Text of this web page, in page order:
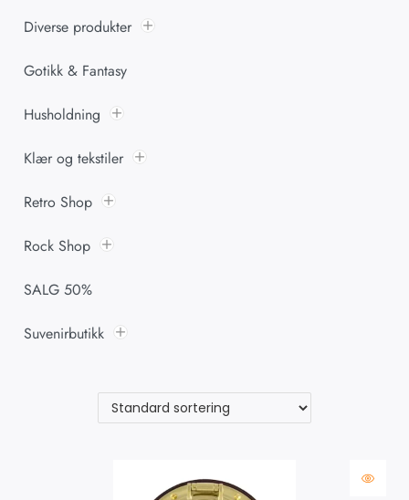
Diverse produkter
Gotikk & Fantasy
Husholdning
Klær og tekstiler
Retro Shop
Rock Shop
SALG 50%
Suvenirbutikk